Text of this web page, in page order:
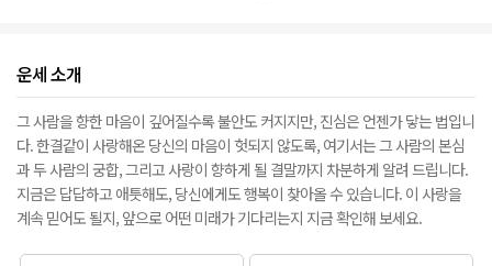
운세 소개
그 사람을 향한 마음이 깊어질수록 불안도 커지지만, 진심은 언젠가 닿는 법입니
다. 한결같이 사랑해온 당신의 마음이 헛되지 않도록, 여기서는 그 사람의 본심
과 두 사람의 궁합, 그리고 사랑이 향하게 될 결말까지 차분하게 알려 드립니다.
지금은 답답하고 애틋해도, 당신에게도 행복이 찾아올 수 있습니다. 이 사랑을
계속 믿어도 될지, 앞으로 어떤 미래가 기다리는지 지금 확인해 보세요.